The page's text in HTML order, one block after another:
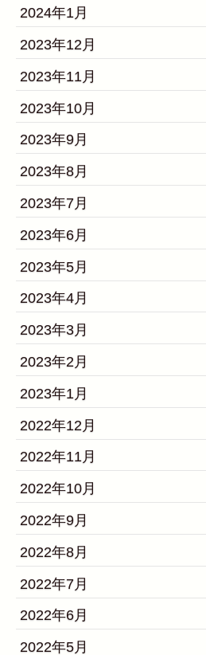
2024年1月
2023年12月
2023年11月
2023年10月
2023年9月
2023年8月
2023年7月
2023年6月
2023年5月
2023年4月
2023年3月
2023年2月
2023年1月
2022年12月
2022年11月
2022年10月
2022年9月
2022年8月
2022年7月
2022年6月
2022年5月